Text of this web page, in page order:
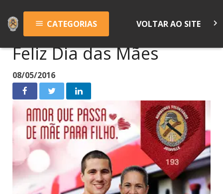
menu CATEGORIAS VOLTAR AO SITE keyboard_arrow_right
Feliz Dia das Mães
08/05/2016